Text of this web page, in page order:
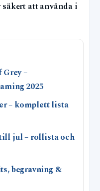
att använda i
–
2025
– komplett lista
jul – rollista och
begravning &